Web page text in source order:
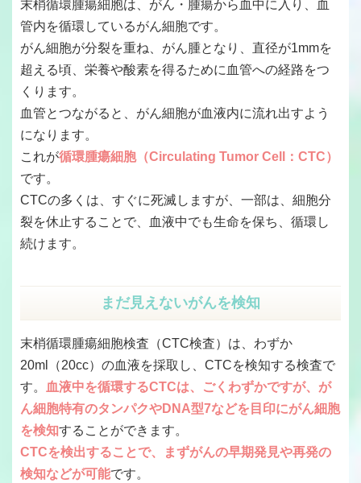
末梢循環腫瘍細胞は、がん・腫瘍から血中に入り、血
管内を循環しているがん細胞です。
がん細胞が分裂を重ね、がん腫となり、直径が1mmを
超える頃、栄養や酸素を得るために血管への経路をつ
くります。
血管とつながると、がん細胞が血液内に流れ出すよう
になります。
これが循環腫瘍細胞（Circulating Tumor Cell：CTC）
です。
CTCの多くは、すぐに死滅しますが、一部は、細胞分
裂を休止することで、血液中でも生命を保ち、循環し
続けます。
まだ見えないがんを検知
末梢循環腫瘍細胞検査（CTC検査）は、わずか
20ml（20cc）の血液を採取し、CTCを検知する検査で
す。
血液中を循環するCTCは、ごくわずかですが、が
ん細胞特有のタンパクやDNA型7などを目印にがん細胞
を検知することができます。
CTCを検出することで、まずがんの早期発見や再発の
検知などが可能です。